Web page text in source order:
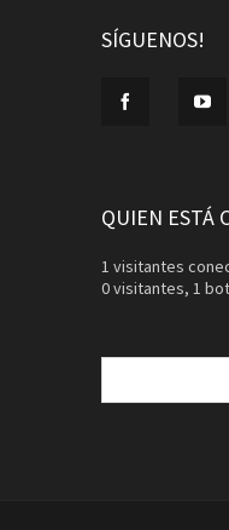
SÍGUENOS!
QUIEN ESTÁ
1 visitantes
0 visitantes, 1
Buscar: